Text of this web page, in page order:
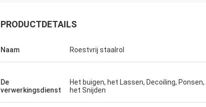
PRODUCTDETAILS
Naam Roestvrij staalrol
De
verwerkingsdienst
Het buigen, het Lassen, Decoiling, Ponsen,
het Snijden